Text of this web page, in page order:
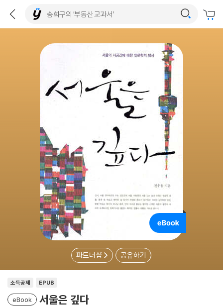
파트너샵 공유하기
소득공제 EPUB
eBook 서울은 깊다